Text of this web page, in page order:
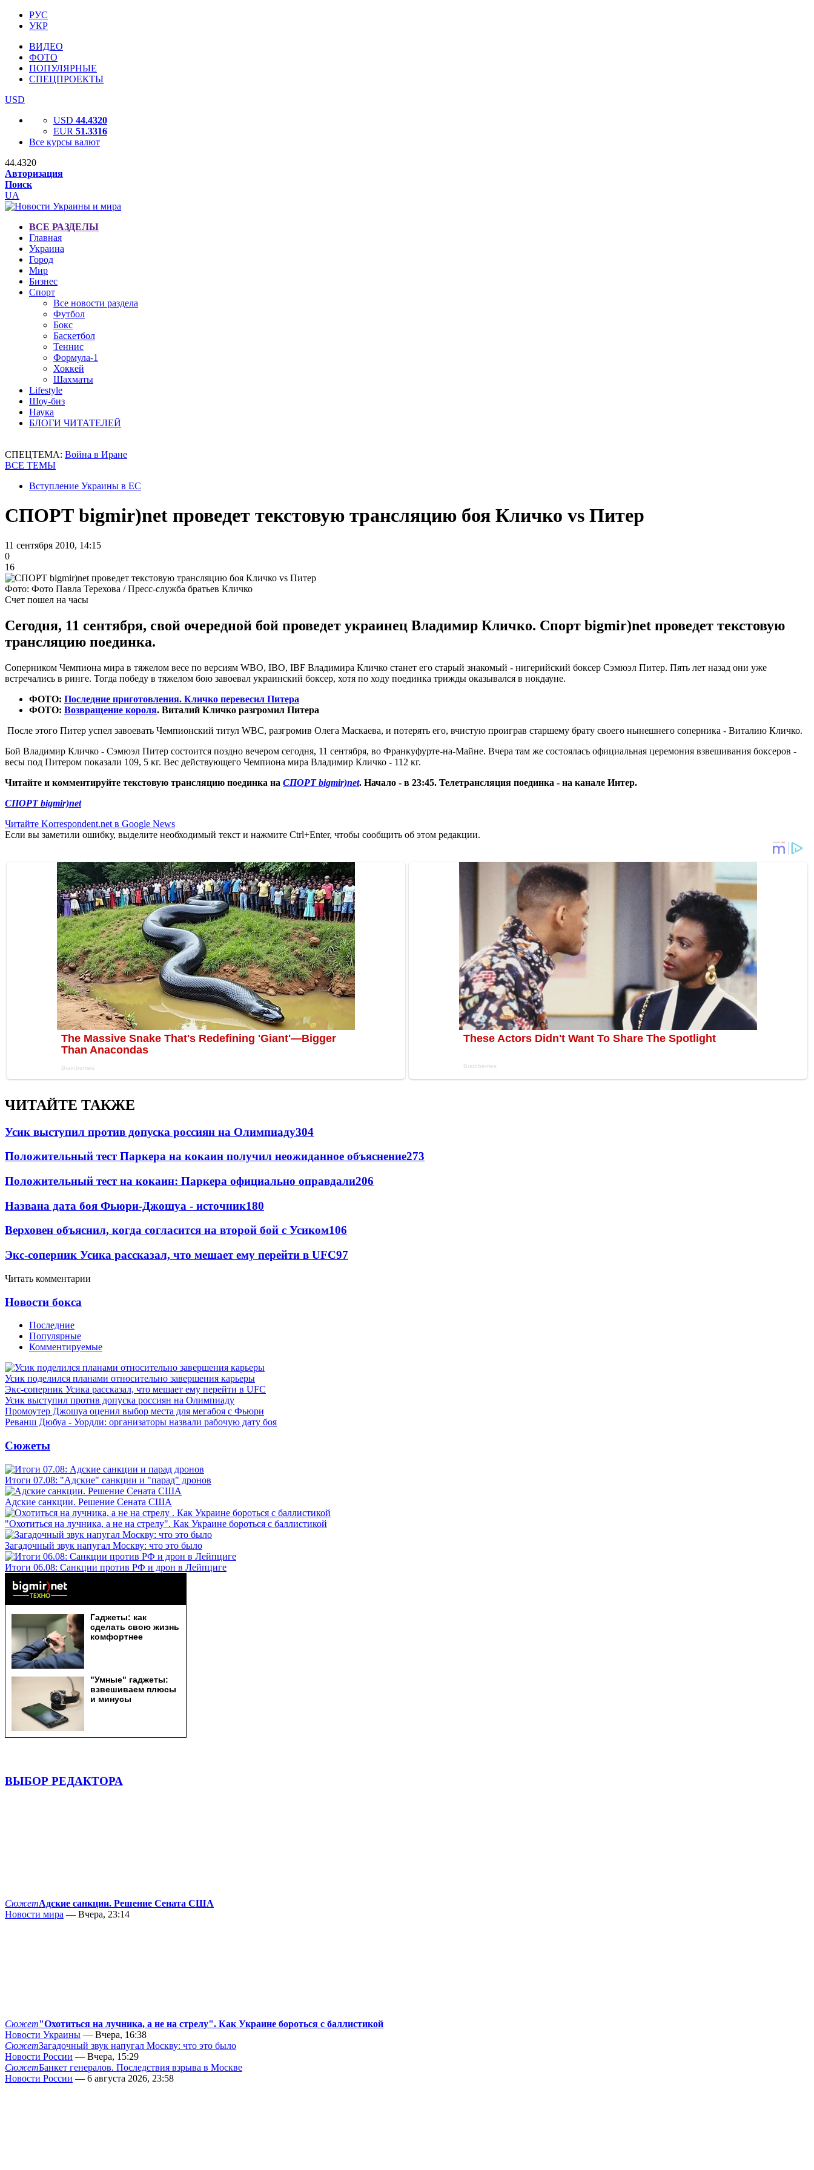
РУС
УКР
ВИДЕО
ФОТО
ПОПУЛЯРНЫЕ
СПЕЦПРОЕКТЫ
USD
USD 44.4320
EUR 51.3316
Все курсы валют
44.4320
Авторизация
Поиск
UA
ВСЕ РАЗДЕЛЫ
Главная
Украина
Город
Мир
Бизнес
Спорт
Все новости раздела
Футбол
Бокс
Баскетбол
Теннис
Формула-1
Хоккей
Шахматы
Lifestyle
Шоу-биз
Наука
БЛОГИ ЧИТАТЕЛЕЙ
СПЕЦТЕМА: Война в Иране
ВСЕ ТЕМЫ
Вступление Украины в ЕС
СПОРТ bigmir)net проведет текстовую трансляцию боя Кличко vs Питер
11 сентября 2010, 14:15
0
16
Фото: Фото Павла Терехова / Пресс-служба братьев Кличко
Счет пошел на часы
Сегодня, 11 сентября, свой очередной бой проведет украинец Владимир Кличко. Спорт bigmir)net проведет текстовую
трансляцию поединка.
Соперником Чемпиона мира в тяжелом весе по версиям WBO, IBO, IBF Владимира Кличко станет его старый знакомый - нигерийский боксер Сэмюэл Питер. Пять лет назад они уже
встречались в ринге. Тогда победу в тяжелом бою завоевал украинский боксер, хотя по ходу поединка трижды оказывался в нокдауне.
ФОТО: Последние приготовления. Кличко перевесил Питера
ФОТО: Возвращение короля. Виталий Кличко разгромил Питера
После этого Питер успел завоевать Чемпионский титул WBC, разгромив Олега Маскаева, и потерять его, вчистую проиграв старшему брату своего нынешнего соперника - Виталию Кличко.
Бой Владимир Кличко - Сэмюэл Питер состоится поздно вечером сегодня, 11 сентября, во Франкуфурте-на-Майне. Вчера там же состоялась официальная церемония взвешивания боксеров -
весы под Питером показали 109, 5 кг. Вес действующего Чемпиона мира Владимир Кличко - 112 кг.
Читайте и комментируйте текстовую трансляцию поединка на СПОРТ bigmir)net. Начало - в 23:45. Телетрансляция поединка - на канале Интер.
СПОРТ bigmir)net
Читайте Korrespondent.net в Google News
Если вы заметили ошибку, выделите необходимый текст и нажмите Ctrl+Enter, чтобы сообщить об этом редакции.
ЧИТАЙТЕ ТАКЖЕ
Усик выступил против допуска россиян на Олимпиаду304
Положительный тест Паркера на кокаин получил неожиданное объяснение273
Положительный тест на кокаин: Паркера официально оправдали206
Названа дата боя Фьюри-Джошуа - источник180
Верховен объяснил, когда согласится на второй бой с Усиком106
Экс-соперник Усика рассказал, что мешает ему перейти в UFC97
Читать комментарии
Новости бокса
Последние
Популярные
Комментируемые
Усик поделился планами относительно завершения карьеры
Экс-соперник Усика рассказал, что мешает ему перейти в UFC
Усик выступил против допуска россиян на Олимпиаду
Промоутер Джошуа оценил выбор места для мегабоя с Фьюри
Реванш Дюбуа - Уордли: организаторы назвали рабочую дату боя
Сюжеты
Итоги 07.08: "Адские" санкции и "парад" дронов
Адские санкции. Решение Сената США
"Охотиться на лучника, а не на стрелу". Как Украине бороться с баллистикой
Загадочный звук напугал Москву: что это было
Итоги 06.08: Санкции против РФ и дрон в Лейпциге
ВЫБОР РЕДАКТОРА
СюжетАдские санкции. Решение Сената США
Новости мира — Вчера, 23:14
Сюжет"Охотиться на лучника, а не на стрелу". Как Украине бороться с баллистикой
Новости Украины — Вчера, 16:38
СюжетЗагадочный звук напугал Москву: что это было
Новости России — Вчера, 15:29
СюжетБанкет генералов. Последствия взрыва в Москве
Новости России — 6 августа 2026, 23:58